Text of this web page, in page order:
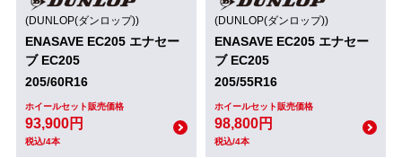
(DUNLOP(ダンロップ))
ENASAVE EC205 エナセー
ブ EC205
205/60R16
ホイールセット販売価格
93,900円
税込/4本
(DUNLOP(ダンロップ))
ENASAVE EC205 エナセー
ブ EC205
205/55R16
ホイールセット販売価格
98,800円
税込/4本